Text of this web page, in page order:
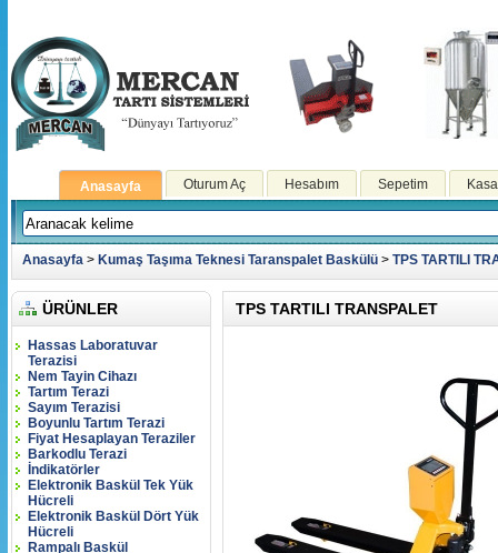
Anasayfa Oturum Aç Hesabım Sepetim
Anasayfa > Kumaş Taşıma Teknesi Taranspalet Baskülü > TPS TARTILI
ÜRÜNLER
Hassas Laboratuvar
Terazisi
Nem Tayin Cihazı
Tartım Terazi
Sayım Terazisi
Boyunlu Tartım Terazi
Fiyat Hesaplayan Teraziler
Barkodlu Terazi
İndikatörler
Elektronik Baskül Tek Yük
Hücreli
Elektronik Baskül Dört Yük
Hücreli
Rampalı Baskül
TPS TARTILI TRANSPALET